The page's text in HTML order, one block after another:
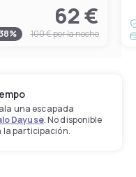
62 €
38% 100 €por la noche
una escapada
Dayuse. No disponible
la participación.